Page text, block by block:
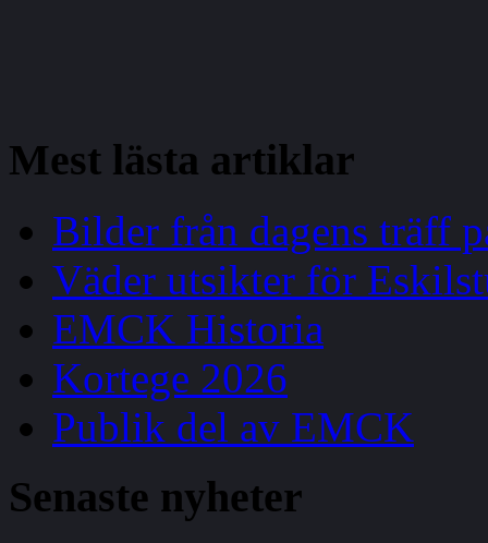
Mest lästa artiklar
Bilder från dagens träff
Väder utsikter för
EMCK Historia
Kortege 2026
Publik del av EMCK
Senaste nyheter